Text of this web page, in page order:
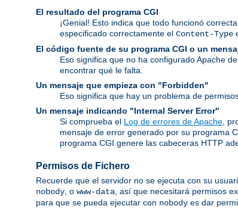
El resultado del programa CGI
¡Genial! Esto indica que todo funcionó
especificado correctamente el Content-Type
El código fuente de su programa CGI o un
Eso significa que no ha configurado Apache
encontrar qué le falta.
Un mensaje que empieza con "Forbidden"
Eso significa que hay un problema de
Un mensaje indicando "Internal Server Error"
Si comprueba el Log de errores de Apache ,
mensaje de error generado por su programa
programa CGI genere las cabeceras HTTP
Permisos de Fichero
Recuerde que el servidor no se ejecuta con su
nobody , o www-data , así que necesitará permisos
para que se pueda ejecutar con nobody es dar